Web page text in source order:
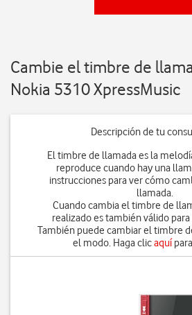
Cambie el timbre de
Nokia 5310 XpressMusic
Descripción de tu
El timbre de llamada es la
reproduce cuando hay una
instrucciones para ver cómo
llamada.
Cuando cambia el timbre de
realizado es también válido
También puede cambiar el timbre
el modo. Haga clicaquí